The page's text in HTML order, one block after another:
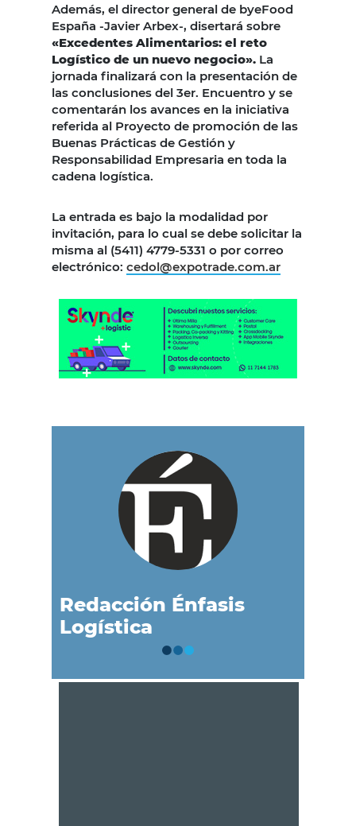
Además, el director general de byeFood
España -Javier Arbex-, disertará sobre
«Excedentes Alimentarios: el reto
Logístico de un nuevo negocio». La
jornada finalizará con la presentación de
las conclusiones del 3er. Encuentro y se
comentarán los avances en la iniciativa
referida al Proyecto de promoción de las
Buenas Prácticas de Gestión y
Responsabilidad Empresaria en toda la
cadena logística.
La entrada es bajo la modalidad por
invitación, para lo cual se debe solicitar la
misma al (5411) 4779-5331 o por correo
electrónico: cedol@expotrade.com.ar
Redacción Énfasis
Logística